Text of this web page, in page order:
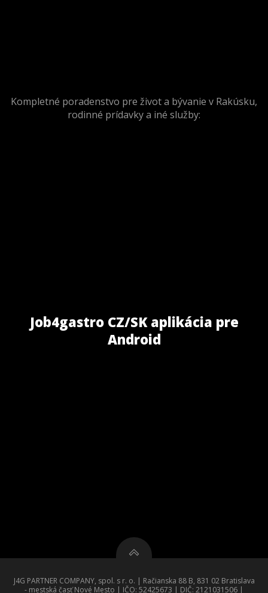
Kompletné poradenstvo pre život a bývanie v Rakúsku,
rodinné prídavky a iné služby:
Job4gastro CZ/SK aplikácia pre
Android
J4G PARTNER COMPANY, spol. s r. o. | Račianska 88 B, 831 02 Bratislava
- mestská časť Nové Mesto | IČO: 52425673 | DIČ: 2121031506 |